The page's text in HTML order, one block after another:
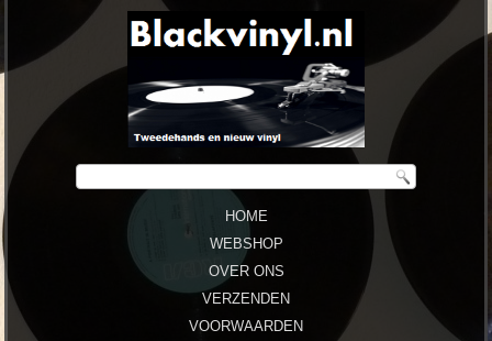
HOME
WEBSHOP
OVER ONS
VERZENDEN
VOORWAARDEN